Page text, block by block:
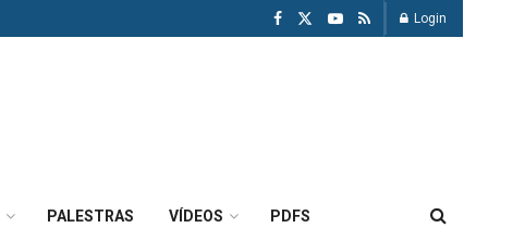
Login
PALESTRAS VÍDEOS PDFS